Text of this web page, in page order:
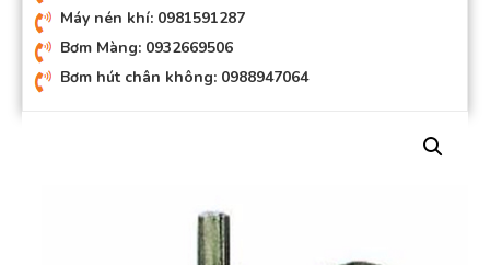
Máy nén khí: 0981591287
Bơm Màng: 0932669506
Bơm hút chân không: 0988947064